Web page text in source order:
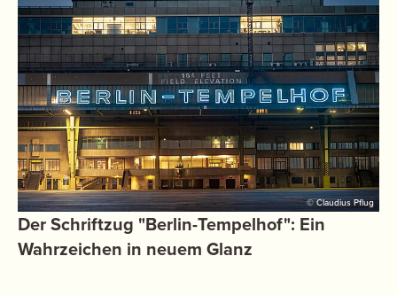
© Claudius Pflug
Der Schriftzug "Berlin-Tempelhof": Ein
Wahrzeichen in neuem Glanz